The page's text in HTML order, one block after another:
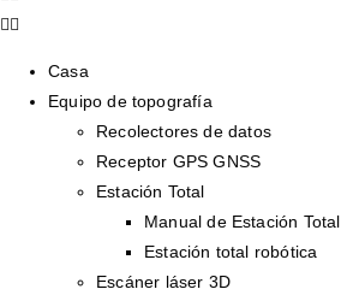
Casa
Equipo de topografía
Recolectores de datos
Receptor GPS GNSS
Estación Total
Manual de Estación Total
Estación total robótica
Escáner láser 3D